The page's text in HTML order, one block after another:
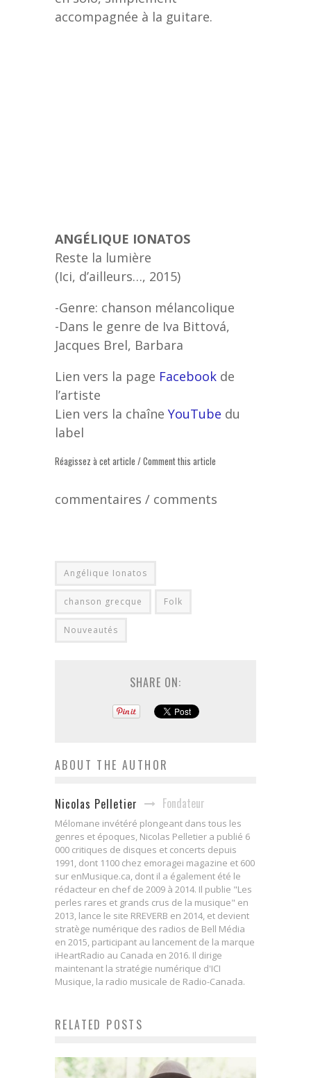
accompagnée à la guitare.
ANGÉLIQUE IONATOS
Reste la lumière
(Ici, d’ailleurs…, 2015)
-Genre: chanson mélancolique
-Dans le genre de Iva Bittová,
Jacques Brel, Barbara
Lien vers la page Facebook de
l’artiste
Lien vers la chaîne YouTube du
label
Réagissez à cet article / Comment this article
commentaires / comments
Angélique Ionatos
chanson grecque Folk
Nouveautés
SHARE ON:
ABOUT THE AUTHOR
Nicolas Pelletier Fondateur
Mélomane invétéré plongeant dans tous les
genres et époques, Nicolas Pelletier a publié 6
000 critiques de disques et concerts depuis
1991, dont 1100 chez emoragei magazine et 600
sur enMusique.ca, dont il a également été le
rédacteur en chef de 2009 à 2014. Il publie "Les
perles rares et grands crus de la musique" en
2013, lance le site RREVERB en 2014, et devient
stratège numérique des radios de Bell Média
en 2015, participant au lancement de la marque
iHeartRadio au Canada en 2016. Il dirige
maintenant la stratégie numérique d'ICI
Musique, la radio musicale de Radio-Canada.
RELATED POSTS